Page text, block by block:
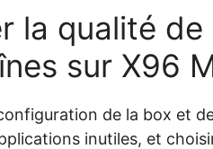
la qualité
sur X96
de la box et
inutiles, et